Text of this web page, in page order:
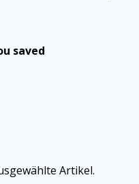
saved
Artikel.